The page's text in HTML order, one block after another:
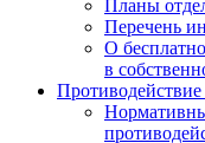
Планы
Перечень
О
в